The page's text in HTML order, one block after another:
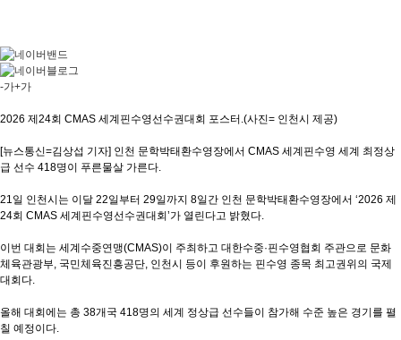
-가+가
2026 제24회 CMAS 세계핀수영선수권대회 포스터.(사진= 인천시 제공)
[뉴스통신=김상섭 기자] 인천 문학박태환수영장에서 CMAS 세계핀수영 세계 최정상
급 선수 418명이 푸른물살 가른다.
21일 인천시는 이달 22일부터 29일까지 8일간 인천 문학박태환수영장에서 ‘2026 제
24회 CMAS 세계핀수영선수권대회’가 열린다고 밝혔다.
이번 대회는 세계수중연맹(CMAS)이 주최하고 대한수중·핀수영협회 주관으로 문화
체육관광부, 국민체육진흥공단, 인천시 등이 후원하는 핀수영 종목 최고권위의 국제
대회다.
올해 대회에는 총 38개국 418명의 세계 정상급 선수들이 참가해 수준 높은 경기를 펼
칠 예정이다.